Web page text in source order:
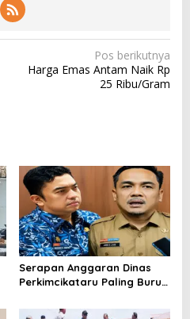
Pos berikutnya
Harga Emas Antam Naik Rp
25 Ribu/Gram
Serapan Anggaran Dinas
Perkimcikataru Paling Buruk,
Dievaluasi